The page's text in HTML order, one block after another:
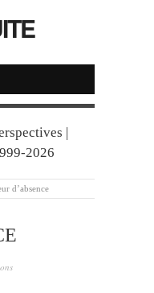
|
2026
d’absence